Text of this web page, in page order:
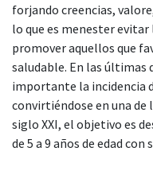
forjando creencias,
lo que es menester
promover aquellos que
saludable. En las últimas
importante la incidencia
convirtiéndose en una de
siglo XXI, el objetivo es
de 5 a 9 años de edad con